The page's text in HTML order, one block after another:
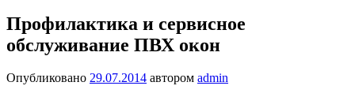
Профилактика и сервисное
обслуживание ПВХ окон
Опубликовано 29.07.2014 автором admin